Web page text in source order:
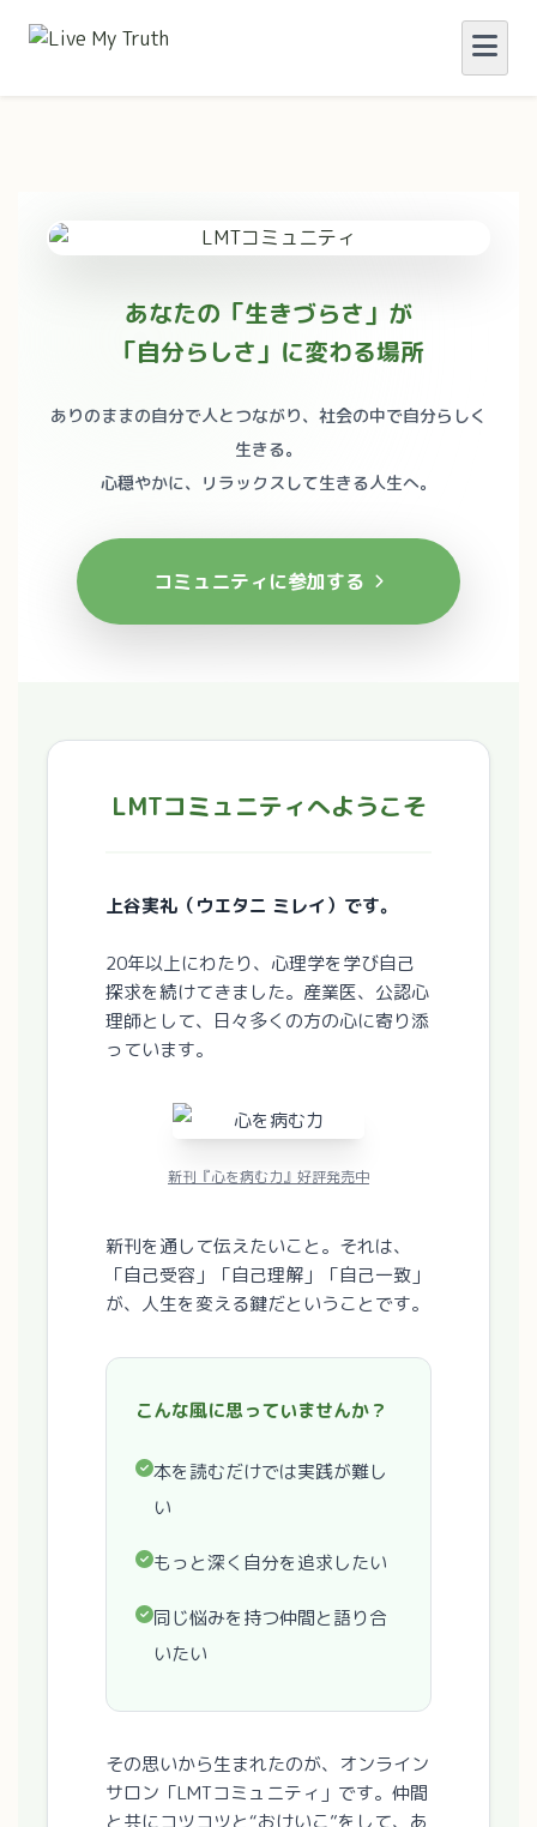
あなたの「生きづらさ」が
「自分らしさ」に変わる場所
ありのままの自分で人とつながり、社会の中で自分らしく
生きる。
心穏やかに、リラックスして生きる人生へ。
コミュニティに参加する
LMTコミュニティへようこそ
上谷実礼（ウエタニ ミレイ）です。
20年以上にわたり、心理学を学び自己
探求を続けてきました。産業医、公認心
理師として、日々多くの方の心に寄り添
っています。
新刊『心を病む力』好評発売中
新刊を通して伝えたいこと。それは、
「自己受容」「自己理解」「自己一致」
が、人生を変える鍵だということです。
こんな風に思っていませんか？
本を読むだけでは実践が難し
い
もっと深く自分を追求したい
同じ悩みを持つ仲間と語り合
いたい
その思いから生まれたのが、オンライン
サロン「LMTコミュニティ」です。仲間
と共にコツコツと“おけいこ”をして、あ